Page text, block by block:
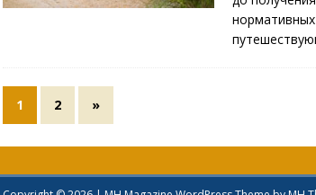
нормативных
1 2 »